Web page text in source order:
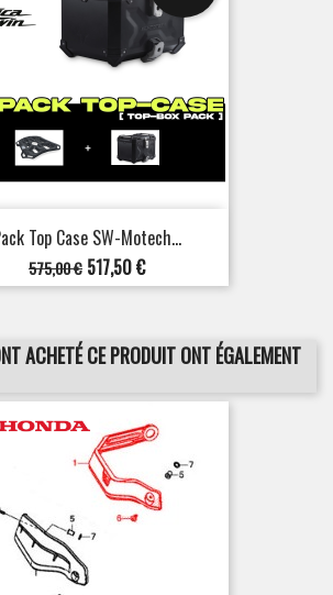
Top Case SW-Motech...
Prix
de
575,00 € Prix
517,50 €
ACHETÉ CE PRODUIT ONT ÉGALEMENT